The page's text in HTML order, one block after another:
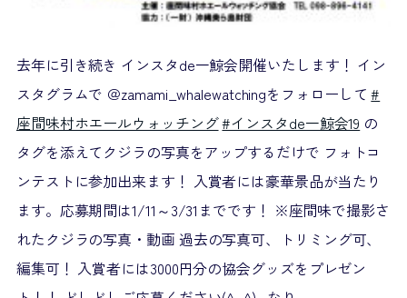
去年に引き続き インスタde一鯨会開催いたします！ イン
スタグラムで ＠zamami_whalewatchingをフォローして#
座間味村ホエールウォッチング#インスタde一鯨会19 の
タグを添えてクジラの写真をアップするだけで フォトコ
ンテストに参加出来ます！ 入賞者には豪華景品が当たり
ます。応募期間は1/11～3/31までです！ ※座間味で撮影さ
れたクジラの写真・動画 過去の写真可、トリミング可、
編集可！ 入賞者には3000円分の協会グッズをプレゼン